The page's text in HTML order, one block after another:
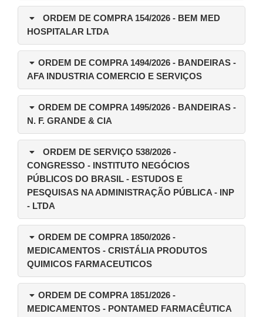
ORDEM DE COMPRA 154/2026 - BEM MED
HOSPITALAR LTDA
ORDEM DE COMPRA 1494/2026 - BANDEIRAS -
AFA INDUSTRIA COMERCIO E SERVIÇOS
ORDEM DE COMPRA 1495/2026 - BANDEIRAS -
N. F. GRANDE & CIA
ORDEM DE SERVIÇO 538/2026 -
CONGRESSO - INSTITUTO NEGÓCIOS
PÚBLICOS DO BRASIL - ESTUDOS E
PESQUISAS NA ADMINISTRAÇÃO PÚBLICA - INP
- LTDA
ORDEM DE COMPRA 1850/2026 -
MEDICAMENTOS - CRISTÁLIA PRODUTOS
QUIMICOS FARMACEUTICOS
ORDEM DE COMPRA 1851/2026 -
MEDICAMENTOS - PONTAMED FARMACÊUTICA